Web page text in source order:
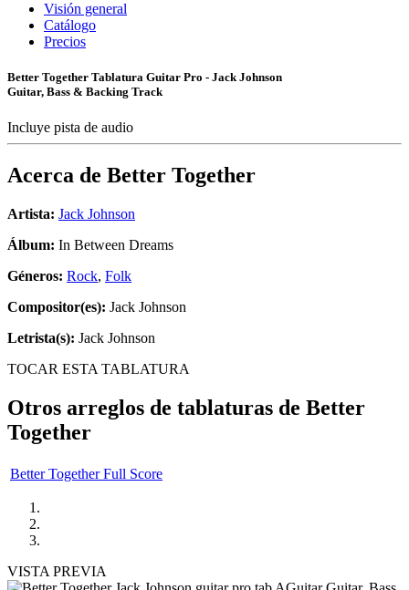
Visión general
Catálogo
Precios
Better Together Tablatura Guitar Pro - Jack Johnson
Guitar, Bass & Backing Track
Incluye pista de audio
Acerca de Better Together
Artista: Jack Johnson
Álbum: In Between Dreams
Géneros: Rock, Folk
Compositor(es): Jack Johnson
Letrista(s): Jack Johnson
TOCAR ESTA TABLATURA
Otros arreglos de tablaturas de Better
Together
Better Together Full Score
VISTA PREVIA